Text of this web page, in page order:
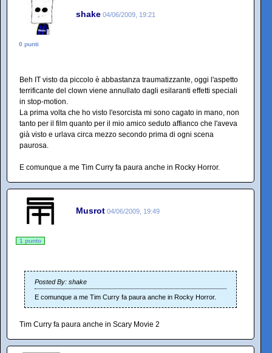
shake 04/06/2009, 19:21
0 punti
Beh IT visto da piccolo è abbastanza traumatizzante, oggi l'aspetto
terrificante del clown viene annullato dagli esilaranti effetti speciali
in stop-motion.
La prima volta che ho visto l'esorcista mi sono cagato in mano, non
tanto per il film quanto per il mio amico seduto affianco che l'aveva
già visto e urlava circa mezzo secondo prima di ogni scena
paurosa.
E comunque a me Tim Curry fa paura anche in Rocky Horror.
Musrot 04/06/2009, 19:49
1 punto
Posted By: shake
E comunque a me Tim Curry fa paura anche in Rocky Horror.
Tim Curry fa paura anche in Scary Movie 2